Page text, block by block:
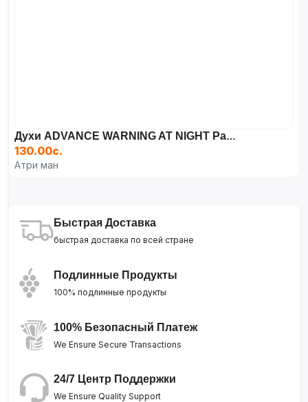
Духи ADVANCE WARNING AT NIGHT Parfum, 100 Мл
130.00с.
Атри ман
Быстрая Доставка
быстрая доставка по всей стране
Подлинные Продукты
100% подлинные продукты
100% Безопасный Платеж
We Ensure Secure Transactions
24/7 Центр Поддержки
We Ensure Quality Support